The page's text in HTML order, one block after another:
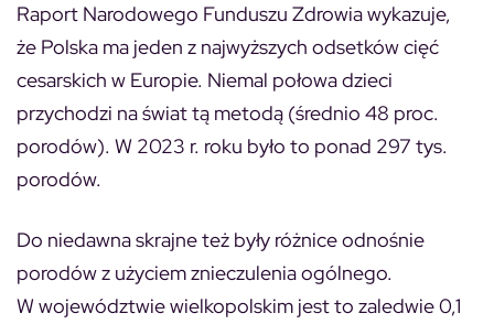
Raport Narodowego Funduszu Zdrowia wykazuje,
że Polska ma jeden z najwyższych odsetków cięć
cesarskich w Europie. Niemal połowa dzieci
przychodzi na świat tą metodą (średnio 48 proc.
porodów). W 2023 r. roku było to ponad 297 tys.
porodów.
Do niedawna skrajne też były różnice odnośnie
porodów z użyciem znieczulenia ogólnego.
W województwie wielkopolskim jest to zaledwie 0,1